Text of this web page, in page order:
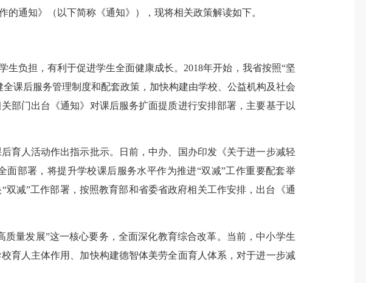
通知》（以下简称《通知》），现将相关政策解读如下。
负担，有利于促进学生全面健康成长。2018年开始，我省按照“坚
课后服务管理制度和配套政策，加快构建由学校、公益机构及社会
部门出台《通知》对课后服务扩面提质进行安排部署，主要基于以
育人活动作出指示批示。日前，中办、国办印发《关于进一步减轻
部署，将提升学校课后服务水平作为推进“双减”工作重要配套举
减”工作部署，按照教育部和省委省政府相关工作安排，出台《通
质量发展”这一核心要务，全面深化教育综合改革。当前，中小学生
育人主体作用、加快构建德智体美劳全面育人体系，对于进一步减